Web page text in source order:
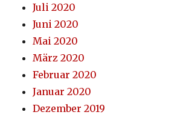
Juli 2020
Juni 2020
Mai 2020
März 2020
Februar 2020
Januar 2020
Dezember 2019